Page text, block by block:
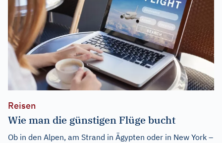
Reisen
Wie man die günstigen Flüge bucht
Ob in den Alpen, am Strand in Ägypten oder in New York –